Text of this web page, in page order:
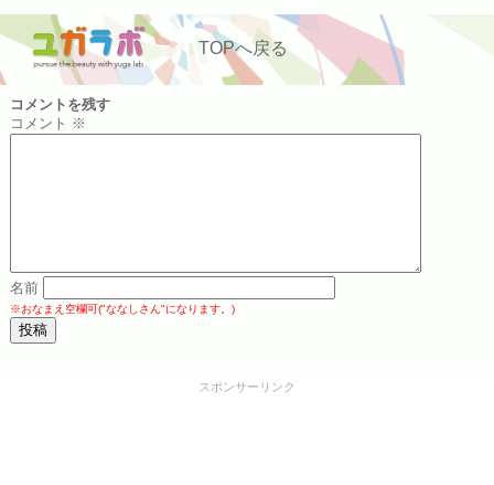
TOPへ戻る
コメントを残す
コメント ※
名前
※おなまえ空欄可("ななしさん"になります。)
スポンサーリンク